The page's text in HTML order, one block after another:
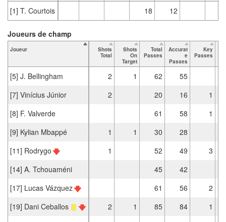
[1] T. Courtois 18 12
Joueur
Shots
Total
Shots
On
Target
Total
Passes
Accurat
e
Passes
Key
Passes
[5] J. Bellingham 2 1 62
55
[7] Vinícius Júnior
2 20 16
1
[8] F. Valverde
61 58
1
[9] Kylian Mbappé
1 1 30
28
[11] Rodrygo
1 52 49
3
[14] A. Tchouaméni
45
42
[17] Lucas Vázquez
61 56
2
[19] Dani Ceballos
2 1 85 84
1
Joueurs de champ